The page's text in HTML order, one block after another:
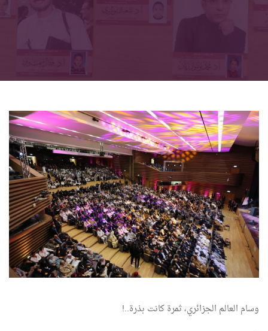
وسام العالم الجزائري، ثمرة كانت بذرة..!